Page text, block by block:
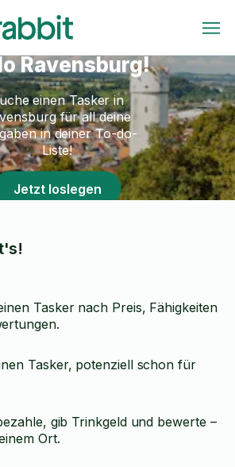
Ravensburg!
einen Tasker in
für all deine
in deiner To-do-
Liste!
Jetzt loslegen
Tasker nach Preis, Fähigkeiten
Tasker, potenziell schon für
gib Trinkgeld und bewerte –
Ort.